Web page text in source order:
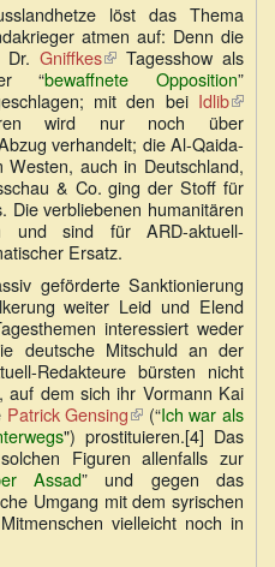
löst das Thema
atmen auf: Denn die
Gniffkes(Link
ist
extern)
Tagesshow als
“bewaffnete Opposition”
mit den bei Idlib(Link
ist
wird nur noch über
verhandelt; die Al-Qaida-
Westen, auch in Deutschland,
& Co. ging der Stoff für
Die verbliebenen humanitären
und sind für ARD-aktuell-
Ersatz.
geförderte Sanktionierung
weiter Leid und Elend
interessiert weder
deutsche Mitschuld an der
Redakteure bürsten nicht
auf dem sich ihr Vormann Kai
Patrick Gensing(Link
ist
extern)
(“Ich war als
") prostituieren.[4] Das
Figuren allenfalls zur
Assad” und gegen das
Umgang mit dem syrischen
vielleicht noch in